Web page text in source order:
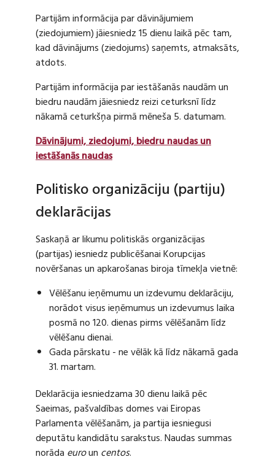
Partijām informācija par dāvinājumiem
(ziedojumiem) jāiesniedz 15 dienu laikā pēc tam,
kad dāvinājums (ziedojums) saņemts, atmaksāts,
atdots.
Partijām informācija par iestāšanās naudām un
biedru naudām jāiesniedz reizi ceturksnī līdz
nākamā ceturkšņa pirmā mēneša 5. datumam.
Dāvinājumi, ziedojumi, biedru naudas un
iestāšanās naudas
Politisko organizāciju (partiju)
deklarācijas
Saskaņā ar likumu politiskās organizācijas
(partijas) iesniedz publicēšanai Korupcijas
novēršanas un apkarošanas biroja tīmekļa vietnē:
Vēlēšanu ieņēmumu un izdevumu deklarāciju,
norādot visus ieņēmumus un izdevumus laika
posmā no 120. dienas pirms vēlēšanām līdz
vēlēšanu dienai.
Gada pārskatu - ne vēlāk kā līdz nākamā gada
31. martam.
Deklarācija iesniedzama 30 dienu laikā pēc
Saeimas, pašvaldības domes vai Eiropas
Parlamenta vēlēšanām, ja partija iesniegusi
deputātu kandidātu sarakstus. Naudas summas
norāda euroun centos.